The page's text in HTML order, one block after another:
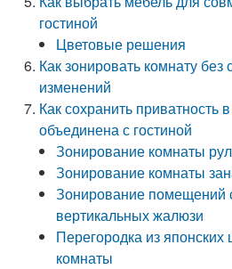
гостиной
Цветовые решения
Как зонировать комнату без
изменений
Как сохранить приватность
объединена с гостиной
Зонирование комнаты
Зонирование комнаты
Зонирование
вертикальных жалюзи
Перегородка из
комнаты